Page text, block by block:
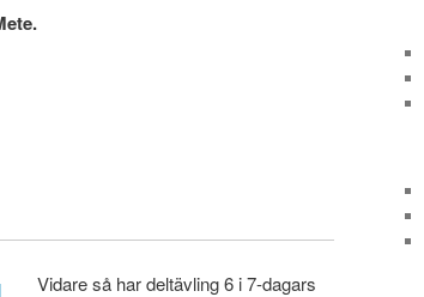
Vidare så har deltävling 6 i 7-dagars